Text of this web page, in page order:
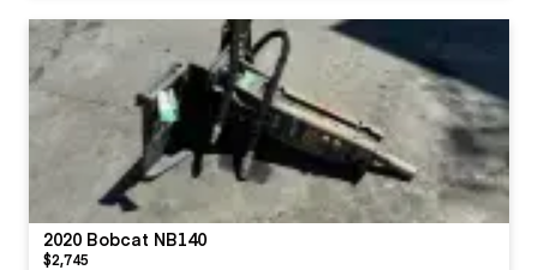
2020 Bobcat NB140
$2,745